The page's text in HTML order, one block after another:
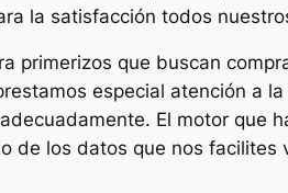
la satisfacción todos
primerizos que buscan
especial atención a
El motor que
de los datos que nos